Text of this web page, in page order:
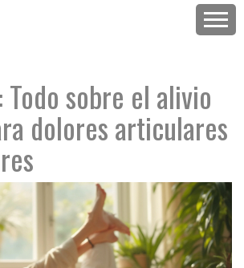
Todo sobre el alivio
dolores articulares